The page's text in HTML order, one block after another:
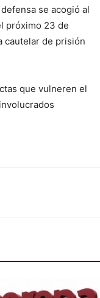
se acogió al
próximo 23 de
cautelar de prisión
que vulneren el